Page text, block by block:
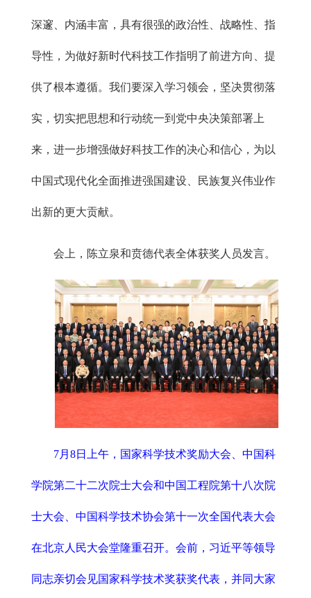
深邃、内涵丰富，具有很强的政治性、战略性、指
导性，为做好新时代科技工作指明了前进方向、提
供了根本遵循。我们要深入学习领会，坚决贯彻落
实，切实把思想和行动统一到党中央决策部署上
来，进一步增强做好科技工作的决心和信心，为以
中国式现代化全面推进强国建设、民族复兴伟业作
出新的更大贡献。
会上，陈立泉和贲德代表全体获奖人员发言。
7月8日上午，国家科学技术奖励大会、中国科
学院第二十二次院士大会和中国工程院第十八次院
士大会、中国科学技术协会第十一次全国代表大会
在北京人民大会堂隆重召开。会前，习近平等领导
同志亲切会见国家科学技术奖获奖代表，并同大家